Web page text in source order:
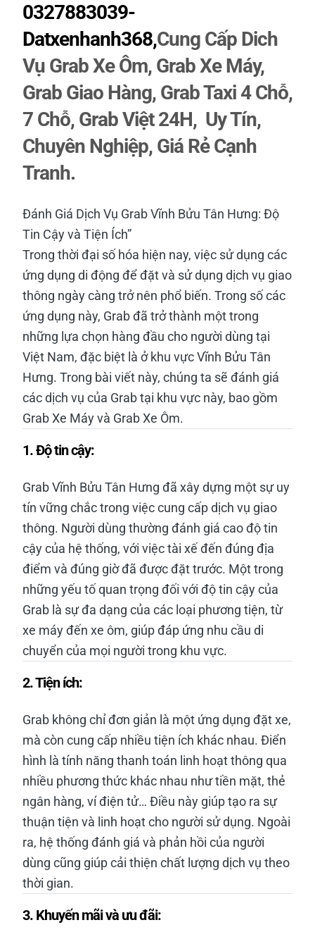
0327883039-
Datxenhanh368,Cung Cấp Dich
Vụ Grab Xe Ôm, Grab Xe Máy,
Grab Giao Hàng, Grab Taxi 4 Chỗ,
7 Chỗ, Grab Việt 24H, Uy Tín,
Chuyên Nghiệp, Giá Rẻ Cạnh
Tranh.
Đánh Giá Dịch Vụ Grab Vĩnh Bửu Tân Hưng: Độ
Tin Cậy và Tiện Ích”
Trong thời đại số hóa hiện nay, việc sử dụng các
ứng dụng di động để đặt và sử dụng dịch vụ giao
thông ngày càng trở nên phổ biến. Trong số các
ứng dụng này, Grab đã trở thành một trong
những lựa chọn hàng đầu cho người dùng tại
Việt Nam, đặc biệt là ở khu vực Vĩnh Bửu Tân
Hưng. Trong bài viết này, chúng ta sẽ đánh giá
các dịch vụ của Grab tại khu vực này, bao gồm
Grab Xe Máy và Grab Xe Ôm.
1. Độ tin cậy:
Grab Vĩnh Bửu Tân Hưng đã xây dựng một sự uy
tín vững chắc trong việc cung cấp dịch vụ giao
thông. Người dùng thường đánh giá cao độ tin
cậy của hệ thống, với việc tài xế đến đúng địa
điểm và đúng giờ đã được đặt trước. Một trong
những yếu tố quan trọng đối với độ tin cậy của
Grab là sự đa dạng của các loại phương tiện, từ
xe máy đến xe ôm, giúp đáp ứng nhu cầu di
chuyển của mọi người trong khu vực.
2. Tiện ích:
Grab không chỉ đơn giản là một ứng dụng đặt xe,
mà còn cung cấp nhiều tiện ích khác nhau. Điển
hình là tính năng thanh toán linh hoạt thông qua
nhiều phương thức khác nhau như tiền mặt, thẻ
ngân hàng, ví điện tử… Điều này giúp tạo ra sự
thuận tiện và linh hoạt cho người sử dụng. Ngoài
ra, hệ thống đánh giá và phản hồi của người
dùng cũng giúp cải thiện chất lượng dịch vụ theo
thời gian.
3. Khuyến mãi và ưu đãi: